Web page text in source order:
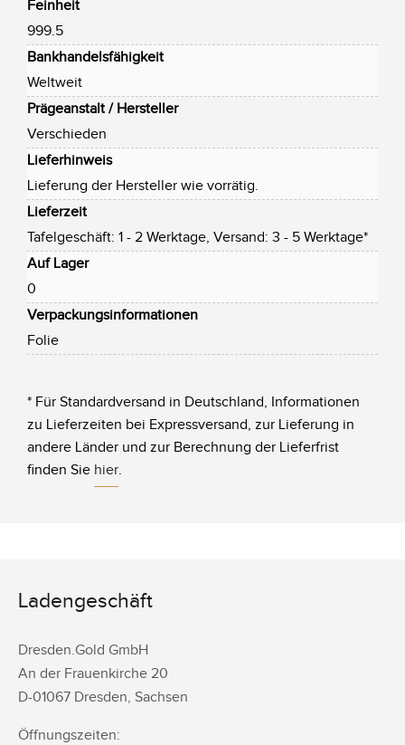
Feinheit
999.5
Bankhandelsfähigkeit
Weltweit
Prägeanstalt / Hersteller
Verschieden
Lieferhinweis
Lieferung der Hersteller wie vorrätig.
Lieferzeit
Tafelgeschäft: 1 - 2 Werktage, Versand: 3 - 5 Werktage*
Auf Lager
0
Verpackungsinformationen
Folie
* Für Standardversand in Deutschland, Informationen
zu Lieferzeiten bei Expressversand, zur Lieferung in
andere Länder und zur Berechnung der Lieferfrist
finden Sie hier.
Ladengeschäft
Dresden.Gold GmbH
An der Frauenkirche 20
D-01067 Dresden, Sachsen
Öffnungszeiten: